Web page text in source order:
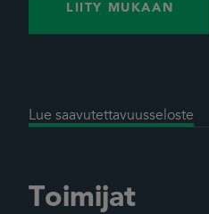
LIITY MUKAAN
Lue saavutettavuusseloste
Toimijat